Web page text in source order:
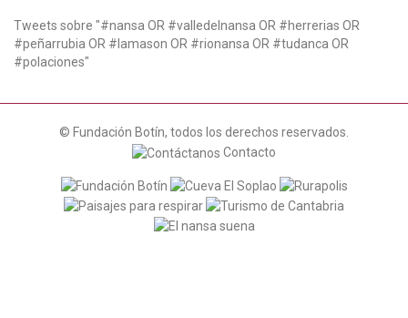
Tweets sobre "#nansa OR #valledelnansa OR #herrerias OR
#peñarrubia OR #lamason OR #rionansa OR #tudanca OR
#polaciones"
© Fundación Botín, todos los derechos reservados.
Contacto